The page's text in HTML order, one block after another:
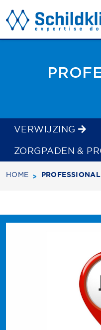
VERWIJZING
ZORGPADEN &
HOME PROFESSIONAL